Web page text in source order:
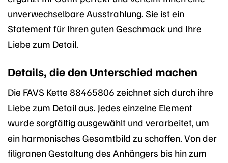
unverwechselbare Ausstrahlung. Sie ist ein
Statement für Ihren guten Geschmack und Ihre
Liebe zum Detail.
Details, die den Unterschied machen
Die FAVS Kette 88465806 zeichnet sich durch ihre
Liebe zum Detail aus. Jedes einzelne Element
wurde sorgfältig ausgewählt und verarbeitet, um
ein harmonisches Gesamtbild zu schaffen. Von der
filigranen Gestaltung des Anhängers bis hin zum